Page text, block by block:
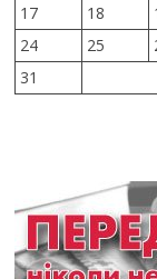
17
18
24
25
31